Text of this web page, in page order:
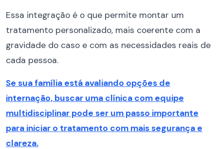
Essa integração é o que permite montar um
tratamento personalizado, mais coerente com a
gravidade do caso e com as necessidades reais de
cada pessoa.
Se sua família está avaliando opções de
internação, buscar uma clínica com equipe
multidisciplinar pode ser um passo importante
para iniciar o tratamento com mais segurança e
clareza.